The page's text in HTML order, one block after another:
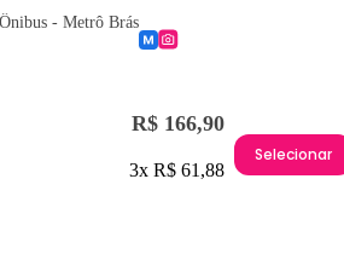
- Metrô Brás
R$ 166,90
3x R$ 61,88
Selecionar